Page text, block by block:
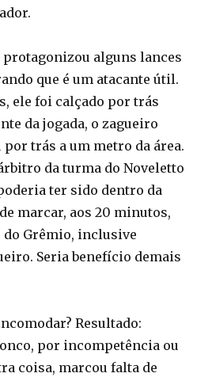
protagonizou alguns lances
que é um atacante útil.
ele foi calçado por trás
da jogada, o zagueiro
trás a um metro da área.
da turma do Noveletto
ter sido dentro da
marcar, aos 20 minutos,
Grêmio, inclusive
Seria benefício demais
Resultado:
por incompetência ou
coisa, marcou falta de